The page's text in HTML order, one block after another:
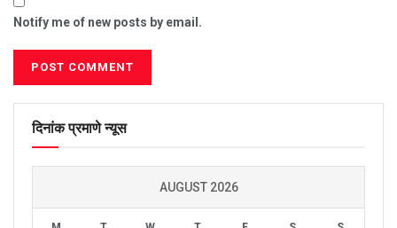
Notify me of new posts by email.
दिनांक प्रमाणे न्यूस
AUGUST 2026